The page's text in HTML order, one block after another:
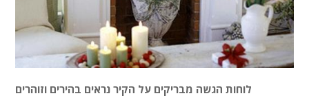
לוחות הגשה מבריקים על הקיר נראים בהירים וזוהרים